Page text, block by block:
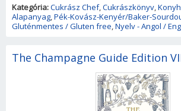
Kategória:Cukrász Chef,Cukrászkönyv,
Alapanyag,Pék-Kovász-Kenyér/Baker-
Gluténmentes / Gluten free,Nyelv - Angol /
The Champagne Guide Edition